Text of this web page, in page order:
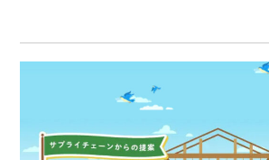
補助金・お得情報
モクタウンとは
施工事例